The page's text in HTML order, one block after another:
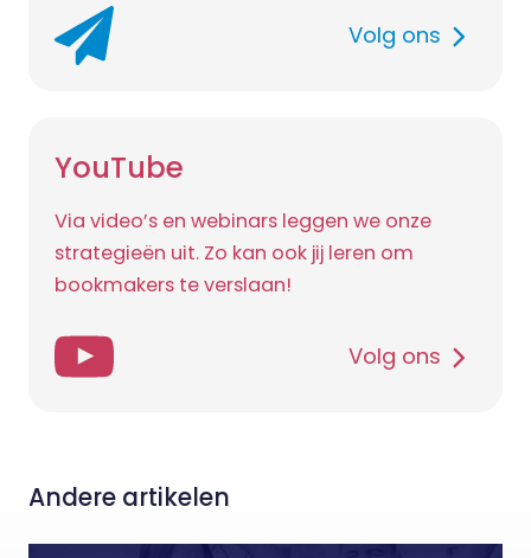
Volg ons
YouTube
Via video’s en webinars leggen we onze
strategieën uit. Zo kan ook jij leren om
bookmakers te verslaan!
Volg ons
Andere artikelen